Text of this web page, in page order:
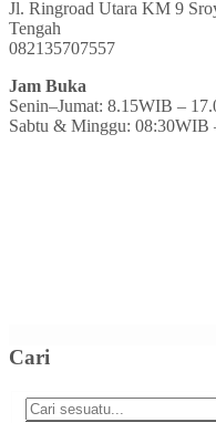
Jl. Ringroad Utara KM 9
Tengah
082135707557
Jam Buka
Senin–Jumat: 8.15WIB –
Sabtu & Minggu: 08:30WIB
Cari